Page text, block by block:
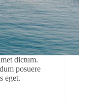
dictum.
posuere
eget.